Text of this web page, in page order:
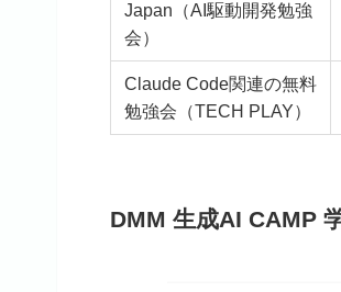
Japan（AI駆動開発勉強
会）
Claude Code関連の無料
勉強会（TECH PLAY）
DMM 生成AI CAMP